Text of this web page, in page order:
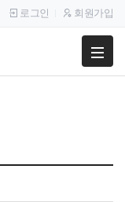
로그인 회원가입